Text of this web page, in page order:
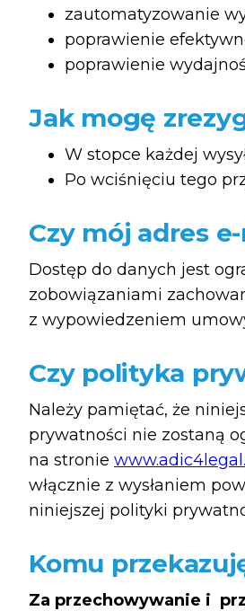
zautomatyzowanie
poprawienie
poprawienie
Jak mogę
W stopce każdej
Po wciśnięciu tego
Czy mój adres
Dostęp do danych jest
zobowiązaniami
z wypowiedzeniem
Czy polityka
Należy pamiętać, że
prywatności nie zostaną
na stronie
włącznie z wysłaniem
niniejszej polityki
Komu
Za przechowywanie i